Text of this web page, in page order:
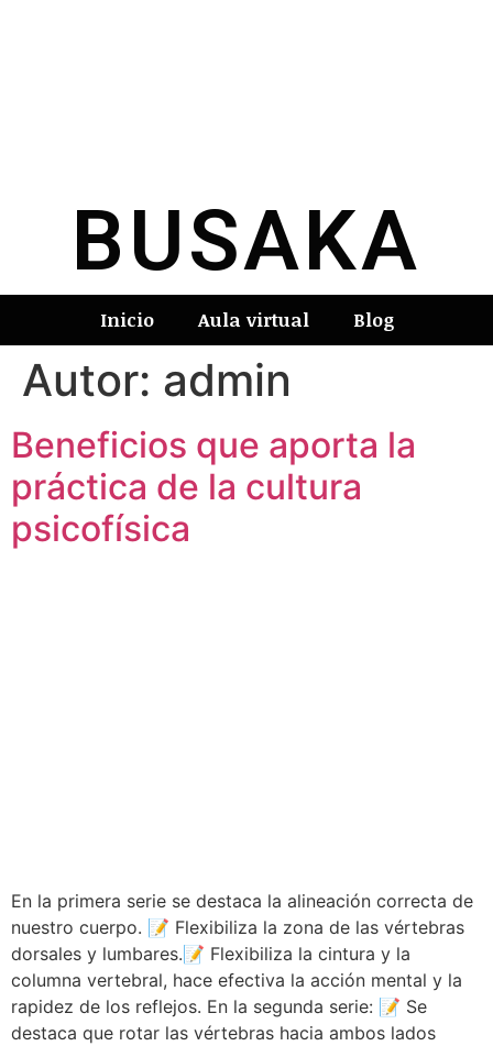
BUSAKA
Inicio Aula virtual Blog
Autor: admin
Beneficios que aporta la
práctica de la cultura
psicofísica
En la primera serie se destaca la alineación correcta de
nuestro cuerpo. 📝 Flexibiliza la zona de las vértebras
dorsales y lumbares.📝 Flexibiliza la cintura y la
columna vertebral, hace efectiva la acción mental y la
rapidez de los reflejos. En la segunda serie: 📝 Se
destaca que rotar las vértebras hacia ambos lados